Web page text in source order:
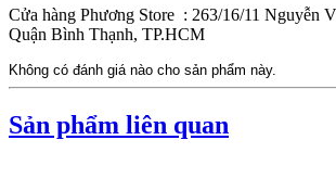
Cửa hàng Phương Store : 263/16/11 Nguyễn
Quận Bình Thạnh, TP.HCM
Không có đánh giá nào cho sản phẩm này.
Sản phẩm liên quan